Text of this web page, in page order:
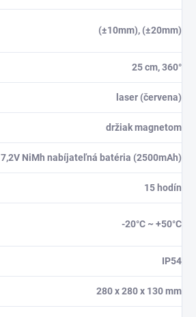
(±10mm), (±20mm)
25 cm, 360°
laser (červena)
držiak magnetom
7,2V NiMh nabíjateľná batéria (2500mAh)
15 hodín
-20°C ~ +50°C
IP54
280 x 280 x 130 mm